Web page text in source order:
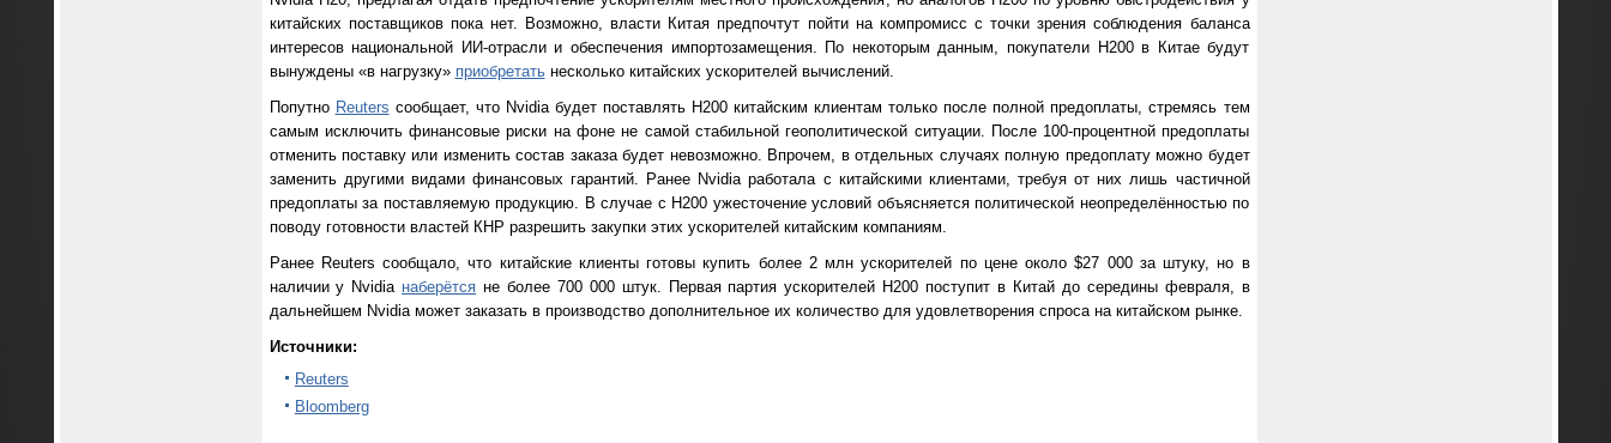
китайских поставщиков пока нет. Возможно, власти Китая предпочтут пойти на компромисс с точки зрения соблюдения баланса
интересов национальной ИИ-отрасли и обеспечения импортозамещения. По некоторым данным, покупатели H200 в Китае будут
вынуждены «в нагрузку» приобретатьнесколько китайских ускорителей вычислений.
Попутно Reuters сообщает, что Nvidia будет поставлять H200 китайским клиентам только после полной предоплаты, стремясь тем
самым исключить финансовые риски на фоне не самой стабильной геополитической ситуации. После 100-процентной предоплаты
отменить поставку или изменить состав заказа будет невозможно. Впрочем, в отдельных случаях полную предоплату можно будет
заменить другими видами финансовых гарантий. Ранее Nvidia работала с китайскими клиентами, требуя от них лишь частичной
предоплаты за поставляемую продукцию. В случае с H200 ужесточение условий объясняется политической неопределённостью по
поводу готовности властей КНР разрешить закупки этих ускорителей китайским компаниям.
Ранее Reuters сообщало, что китайские клиенты готовы купить более 2 млн ускорителей по цене около $27 000 за штуку, но в
наличии у Nvidia наберётся не более 700 000 штук. Первая партия ускорителей H200 поступит в Китай до середины февраля, в
дальнейшем Nvidia может заказать в производство дополнительное их количество для удовлетворения спроса на китайском рынке.
Источники:
Reuters
Bloomberg